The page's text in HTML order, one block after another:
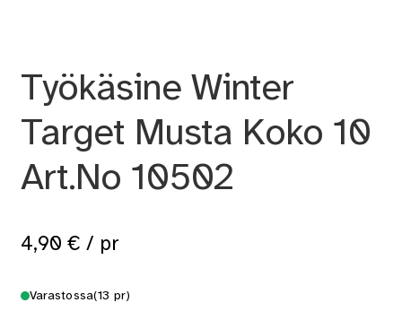
Työkäsine Winter
Target Musta Koko 10
Art.No 10502
4,90 € / pr
Varastossa(13 pr)